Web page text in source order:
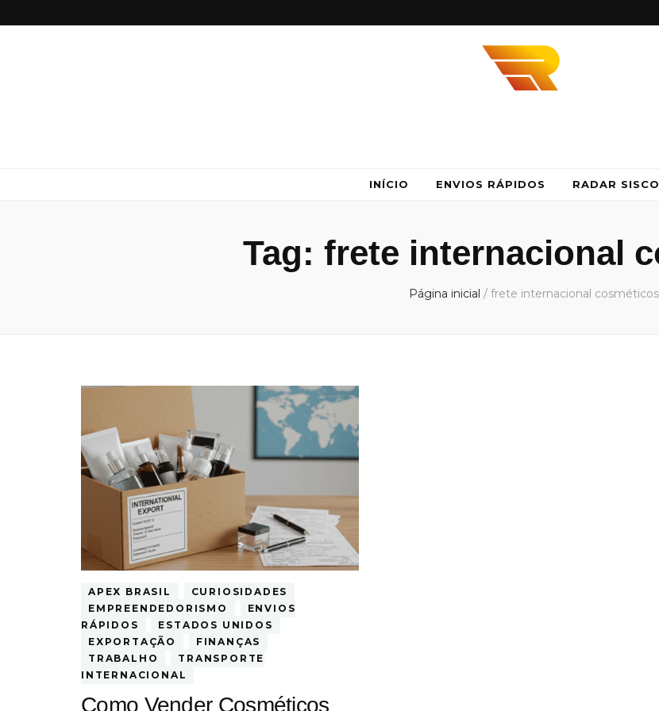
Envios Rápidos
INÍCIO ENVIOS RÁPIDOS RADAR
Tag: frete internacional
Página inicial / frete internacional cosméticos
APEX BRASIL
CURIOSIDADES
EMPREENDEDORISMO
ENVIOS
RÁPIDOS
ESTADOS UNIDOS
EXPORTAÇÃO
FINANÇAS
TRABALHO
TRANSPORTE
INTERNACIONAL
Como Vender Cosméticos